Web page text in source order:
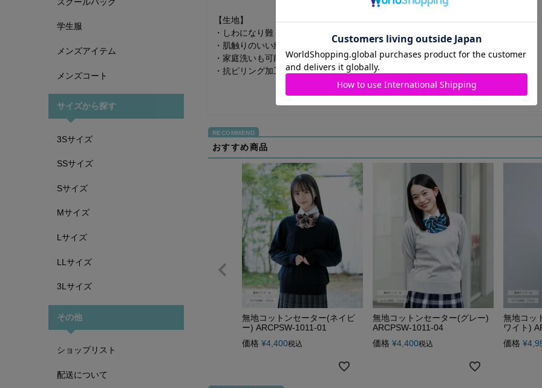
学生服
メンズアイテム
メンズコート
サイズから探す
3Sサイズ
SSサイズ
Sサイズ
Mサイズ
Lサイズ
LLサイズ
3Lサイズ
その他
ショップリスト
配送について
【生地】
・しわになり難く、型崩れしにくい、お手入れがしやすいニットです。
・肌触りのいい綿素材で、通年着心地よくご利用いただけます。
・家庭洗いも可能なので、お手入れが非常に簡単です。
・抗ピリング加工により毛玉ができにくく、長く着て頂けます。
おすすめ商品
無地コットンセーター(ネイビ
ー) ARCPSW-1011-01
価格 ¥4,400税込
無地コットンセーター(グレー)
ARCPSW-1011-04
価格 ¥4,400税込
無地コッ
ワイト)
価格 ¥